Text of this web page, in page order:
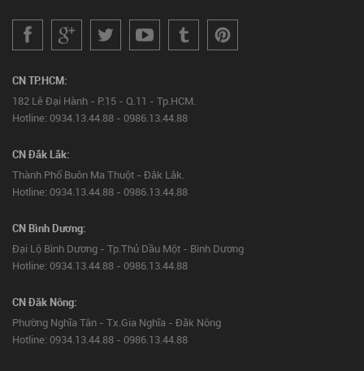
CN TP.HCM:
182 Lê Đại Hành - P.15 - Q.11 - Tp.HCM.
Hotline: 0934.13.44.88 - 0986.13.44.88
CN Đắk Lắk:
Thành Phố Buôn Ma Thuột - Đắk Lắk.
Hotline: 0934.13.44.88 - 0986.13.44.88
CN Bình Dương:
Đại Lộ Bình Dương - Tp.Thủ Dầu Một - Bình Dương
Hotline: 0934.13.44.88 - 0986.13.44.88
CN Đăk Nông:
Phường Nghĩa Tân - Tx.Gia Nghĩa - Đăk Nông
Hotline: 0934.13.44.88 - 0986.13.44.88